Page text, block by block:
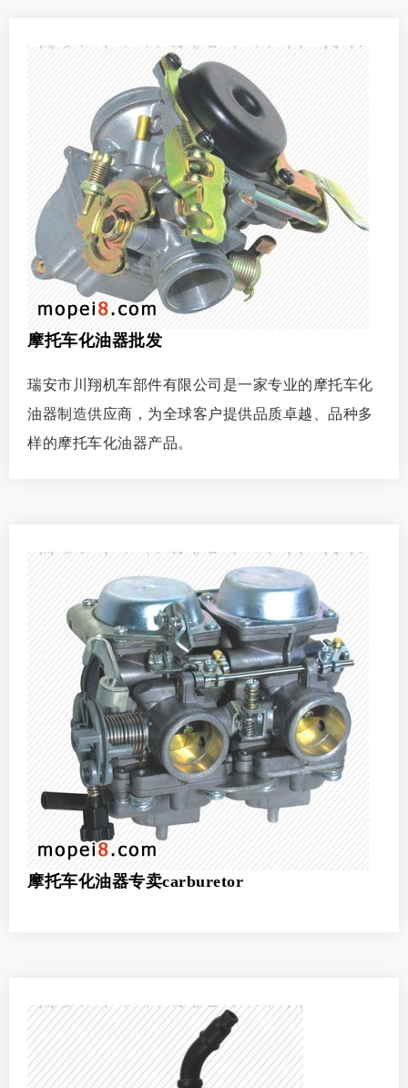
摩托车化油器批发
瑞安市川翔机车部件有限公司是一家专业的摩托车化
油器制造供应商，为全球客户提供品质卓越、品种多
样的摩托车化油器产品。
摩托车化油器专卖carburetor